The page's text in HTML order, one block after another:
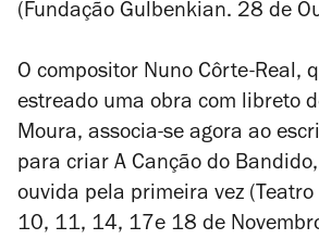
(Fundação Gulbenkian. 28 de
O compositor Nuno Côrte-Real,
estreado uma obra com libreto
Moura, associa-se agora ao
para criar A Canção do Bandido
ouvida pela primeira vez
10, 11, 14, 17e 18 de